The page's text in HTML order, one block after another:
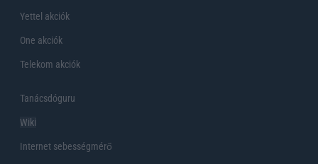
Yettel akciók
One akciók
Telekom akciók
Tanácsdóguru
Wiki
Internet sebességmérő